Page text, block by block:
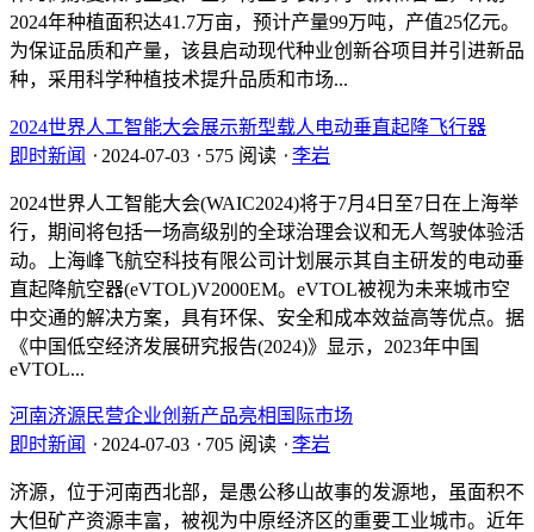
2024年种植面积达41.7万亩，预计产量99万吨，产值25亿元。
为保证品质和产量，该县启动现代种业创新谷项目并引进新品
种，采用科学种植技术提升品质和市场...
2024世界人工智能大会展示新型载人电动垂直起降飞行器
即时新闻 ⋅ 2024-07-03 ⋅ 575 阅读 ⋅ 李岩
2024世界人工智能大会(WAIC2024)将于7月4日至7日在上海举
行，期间将包括一场高级别的全球治理会议和无人驾驶体验活
动。上海峰飞航空科技有限公司计划展示其自主研发的电动垂
直起降航空器(eVTOL)V2000EM。eVTOL被视为未来城市空
中交通的解决方案，具有环保、安全和成本效益高等优点。据
《中国低空经济发展研究报告(2024)》显示，2023年中国
eVTOL...
河南济源民营企业创新产品亮相国际市场
即时新闻 ⋅ 2024-07-03 ⋅ 705 阅读 ⋅ 李岩
济源，位于河南西北部，是愚公移山故事的发源地，虽面积不
大但矿产资源丰富，被视为中原经济区的重要工业城市。近年